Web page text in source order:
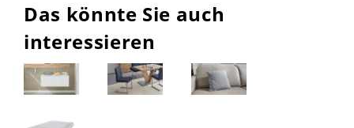
Das könnte Sie auch
interessieren